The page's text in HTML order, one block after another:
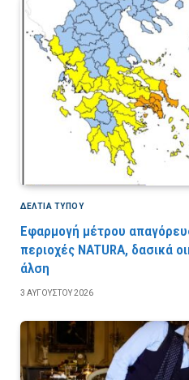
ΔΕΛΤΙΑ ΤΥΠΟΥ
Εφαρμογή μέτρου
περιοχές NATURA, δασικά
άλση
3 ΑΥΓΟΎΣΤΟΥ 2026